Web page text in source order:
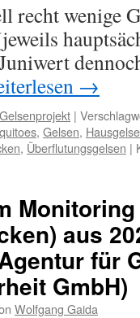
recht wenige
→
|
, Gelsen,
, Überflutungsgelsen |
aus
für
GmbH)
Wolfgang Gaida